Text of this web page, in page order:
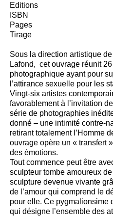
Editions
ISBN
Pages
Tirage
Sous la direction artistique
Lafond, cet ouvrage réunit
photographique ayant pour
l’attirance sexuelle pour les
Vingt-six artistes
favorablement à l’invitation de
série de photographies
donné – une intimité contre-
retirant totalement l’Homme
ouvrage opère un « transfert
des émotions.
Tout commence peut être
sculpteur tombe amoureux
sculpture devenue vivante
de l’amour qui comprend le
pour elle. Ce pygmalionsime
qui désigne l’ensemble des